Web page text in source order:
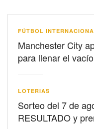
FÚTBOL
Manchester City
para llenar el
LOTERIAS
Sorteo del 7 de
RESULTADO y